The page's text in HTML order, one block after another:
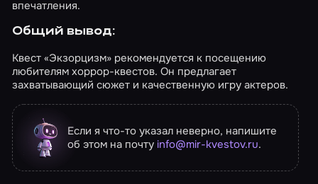
впечатления.
Общий вывод:
Квест «Экзорцизм» рекомендуется к посещению
любителям хоррор-квестов. Он предлагает
захватывающий сюжет и качественную игру актеров.
Если я что-то указал неверно, напишите
об этом на почту info@mir-kvestov.ru.